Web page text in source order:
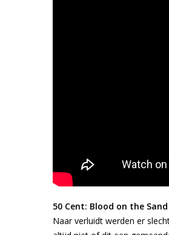
50 Cent: Blood on the Sand
Naar verluidt werden er